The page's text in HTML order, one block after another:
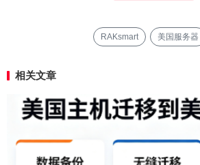
RAKsmart 美国服务器
相关文章